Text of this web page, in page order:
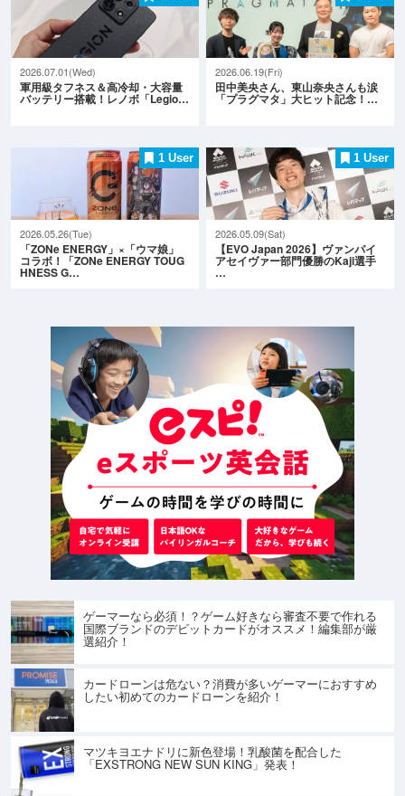
2026.07.01(Wed)
軍用級タフネス＆高冷却・大容量
バッテリー搭載！レノボ「Legio…
2026.06.19(Fri)
田中美央さん、東山奈央さんも涙
「プラグマタ」大ヒット記念！…
1 User
2026.05.26(Tue)
「ZONe ENERGY」×「ウマ娘」
コラボ！「ZONe ENERGY TOUG
HNESS G…
1 User
2026.05.09(Sat)
【EVO Japan 2026】ヴァンパイ
アセイヴァー部門優勝のKaji選手
…
ゲーマーなら必須！？ゲーム好きなら審査不要で作れる
国際ブランドのデビットカードがオススメ！編集部が厳
選紹介！
カードローンは危ない？消費が多いゲーマーにおすすめ
したい初めてのカードローンを紹介！
マツキヨエナドリに新色登場！乳酸菌を配合した
「EXSTRONG NEW SUN KING」発表！